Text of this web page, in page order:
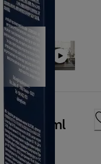
500 ml